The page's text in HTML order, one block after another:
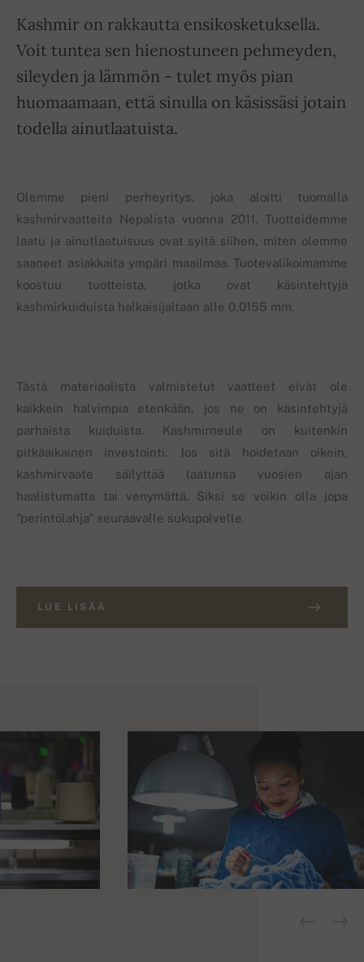
Kashmir on rakkautta ensikosketuksella.
Voit tuntea sen hienostuneen pehmeyden,
sileyden ja lämmön - tulet myös pian
huomaamaan, että sinulla on käsissäsi jotain
todella ainutlaatuista.
Olemme pieni perheyritys, joka aloitti tuomalla
kashmirvaatteita Nepalista vuonna 2011. Tuotteidemme
laatu ja ainutlaatuisuus ovat syitä siihen, miten olemme
saaneet asiakkaita ympäri maailmaa. Tuotevalikoimamme
koostuu tuotteista, jotka ovat käsintehtyjä
kashmirkuiduista halkaisijaltaan alle 0,0155 mm.
Tästä materiaalista valmistetut vaatteet eivät ole
kaikkein halvimpia etenkään, jos ne on käsintehtyjä
parhaista kuiduista. Kashmirneule on kuitenkin
pitkäaikainen investointi. Jos sitä hoidetaan oikein,
kashmirvaate säilyttää laatunsa vuosien ajan
haalistumatta tai venymättä. Siksi se voikin olla jopa
"perintölahja" seuraavalle sukupolvelle.
LUE LISÄÄ